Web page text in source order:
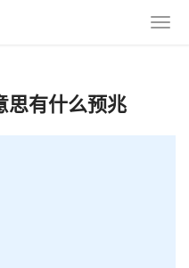
思有什么预兆